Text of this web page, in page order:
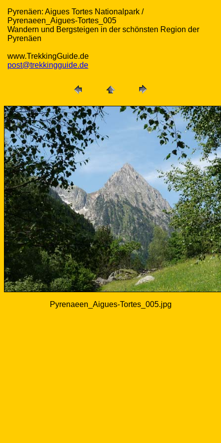
Pyrenäen: Aigues Tortes Nationalpark /
Pyrenaeen_Aigues-Tortes_005
Wandern und Bergsteigen in der schönsten Region der
Pyrenäen
www.TrekkingGuide.de
post@trekkingguide.de
Pyrenaeen_Aigues-Tortes_005.jpg